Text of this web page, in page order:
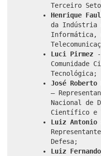
Terceiro
Henrique
da Indústria
Informática,
Luci Pirmez
Comunidade
Tecnológica;
José
–
Nacional de
Científico e
Luiz Antonio
Defesa;
Luiz